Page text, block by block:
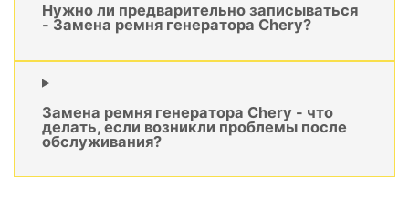
Нужно ли предварительно записываться
- Замена ремня генератора Chery?
Замена ремня генератора Chery - что
делать, если возникли проблемы после
обслуживания?